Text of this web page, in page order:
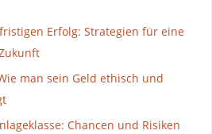
Erfolg: Strategien für eine
man sein Geld ethisch und
Chancen und Risiken